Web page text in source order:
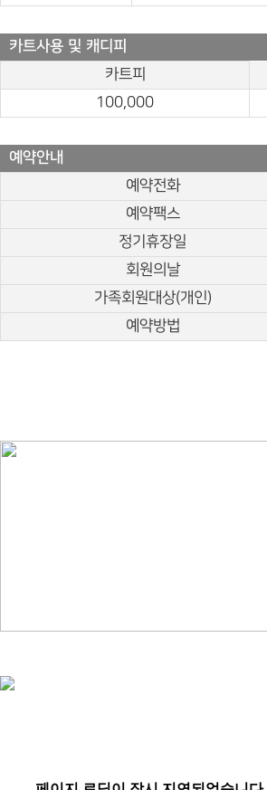
카트사용 및 캐디피
카트피
100,000
예약안내
예약전화
예약팩스
정기휴장일
회원의날
가족회원대상(개인)
예약방법